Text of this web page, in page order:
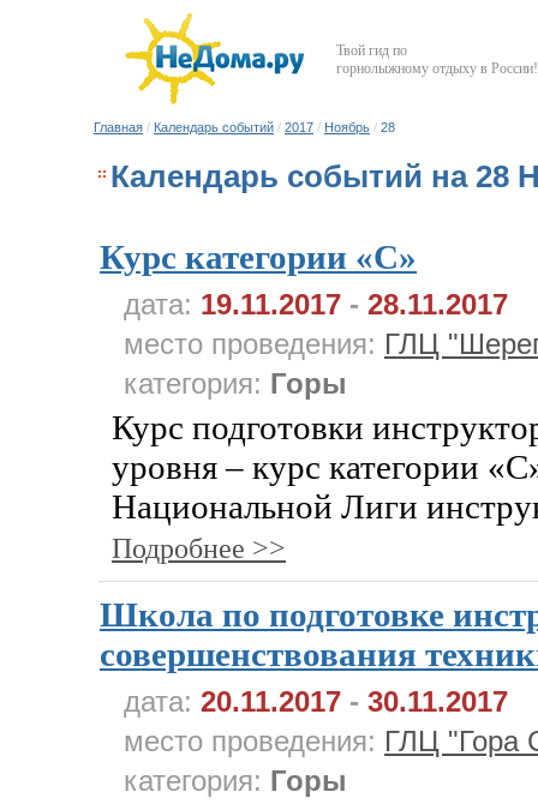
Твой гид по
горнолыжному отдыху в России!
Главная / Календарь событий / 2017 / Ноябрь / 28
Календарь событий на 28
Курс категории «C»
дата: 19.11.2017 - 28.11.2017
место проведения: ГЛЦ
категория: Горы
Курс подготовки
уровня – курс категории
Национальной Лиги
Подробнее >>
Школа по подготовке
совершенствования
дата: 20.11.2017 - 30.11.2017
место проведения: ГЛЦ "Гора
категория: Горы